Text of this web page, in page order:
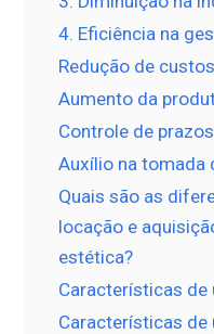
4. Eficiência na
Redução de custos
Aumento da
Controle de prazos
Auxílio na tomada
Quais são as
locação e
estética?
Características
Características